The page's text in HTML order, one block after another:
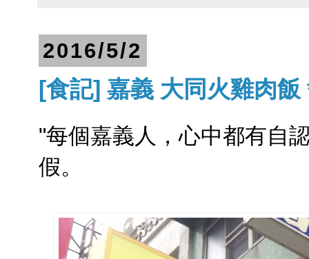
2016/5/2
[食記] 嘉義 大同火雞肉
"每個嘉義人，心中都有自
假。